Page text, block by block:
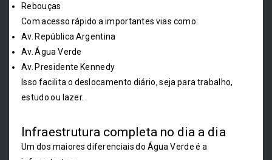
Rebouças
Com acesso rápido a importantes vias como:
Av. República Argentina
Av. Água Verde
Av. Presidente Kennedy
Isso facilita o deslocamento diário, seja para trabalho,
estudo ou lazer.
Infraestrutura completa no dia a dia
Um dos maiores diferenciais do Água Verde é a